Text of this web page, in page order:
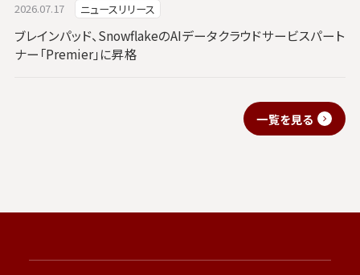
2026.07.17 ニュースリリース
ブレインパッド、SnowflakeのAIデータクラウドサービスパート
ナー「Premier」に昇格
一覧を見る